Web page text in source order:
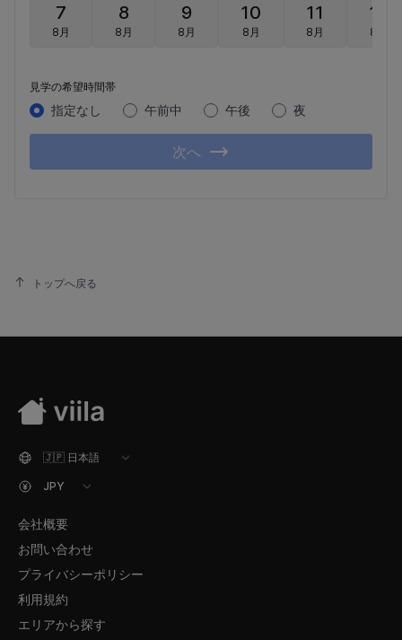
7
8月
8
8月
9
8月
10
8月
11
8月
12
8月
見学の希望時間帯
指定なし 午前中 午後 夜
次へ
トップへ戻る
会社概要
お問い合わせ
プライバシーポリシー
利用規約
エリアから探す